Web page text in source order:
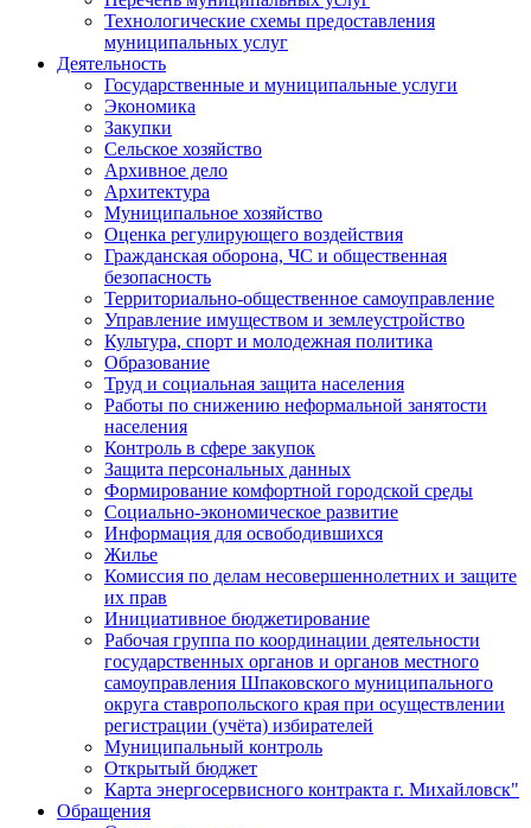
Технологические схемы предоставления
муниципальных услуг
Деятельность
Государственные и муниципальные услуги
Экономика
Закупки
Сельское хозяйство
Архивное дело
Архитектура
Муниципальное хозяйство
Оценка регулирующего воздействия
Гражданская оборона, ЧС и общественная
безопасность
Территориально-общественное самоуправление
Управление имуществом и землеустройство
Культура, спорт и молодежная политика
Образование
Труд и социальная защита населения
Работы по снижению неформальной занятости
населения
Контроль в сфере закупок
Защита персональных данных
Формирование комфортной городской среды
Социально-экономическое развитие
Информация для освободившихся
Жилье
Комиссия по делам несовершеннолетних и защите
их прав
Инициативное бюджетирование
Рабочая группа по координации деятельности
государственных органов и органов местного
самоуправления Шпаковского муниципального
округа ставропольского края при осуществлении
регистрации (учёта) избирателей
Муниципальный контроль
Открытый бюджет
Карта энергосервисного контракта г. Михайловск"
Обращения